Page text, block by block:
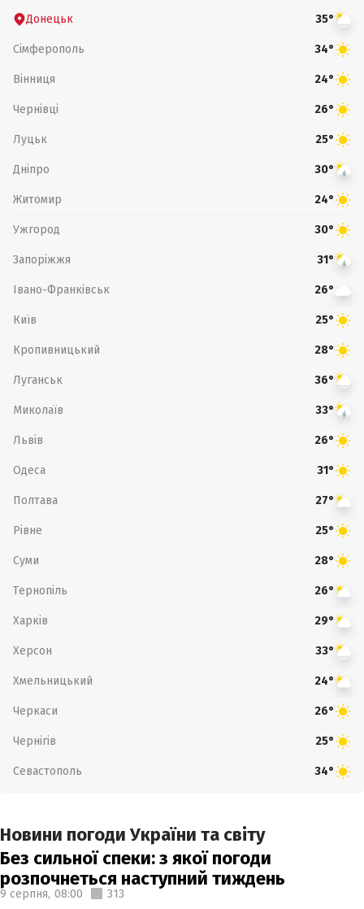
Донецьк 35°
Сімферополь 34°
Вінниця 24°
Чернівці 26°
Луцьк 25°
Дніпро 30°
Житомир 24°
Ужгород 30°
Запоріжжя 31°
Івано-Франківськ 26°
Київ 25°
Кропивницький 28°
Луганськ 36°
Миколаїв 33°
Львів 26°
Одеса 31°
Полтава 27°
Рівне 25°
Суми 28°
Тернопіль 26°
Харків 29°
Херсон 33°
Хмельницький 24°
Черкаси 26°
Чернігів 25°
Севастополь 34°
Новини погоди України та світу
Без сильної спеки: з якої погоди
розпочнеться наступний тиждень
9 серпня, 08:00 313